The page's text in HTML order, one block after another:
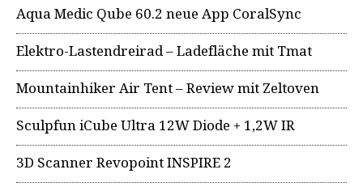
Aqua Medic Qube 60.2 neue App CoralSync
Elektro-Lastendreirad – Ladefläche mit Tmat
Mountainhiker Air Tent – Review mit Zeltoven
Sculpfun iCube Ultra 12W Diode + 1,2W IR
3D Scanner Revopoint INSPIRE 2